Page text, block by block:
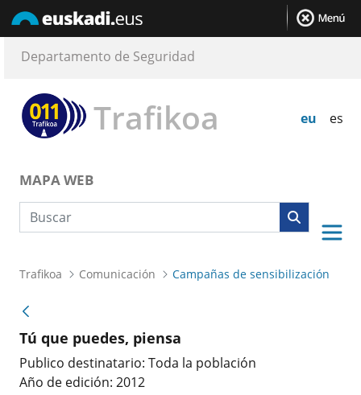
Trafikoa eu es
Departamento de Seguridad
MAPA WEB
Búsqueda web
Trafikoa Comunicación Campañas de sensibilización
Tú que puedes, piensa
Publico destinatario: Toda la población
Año de edición: 2012